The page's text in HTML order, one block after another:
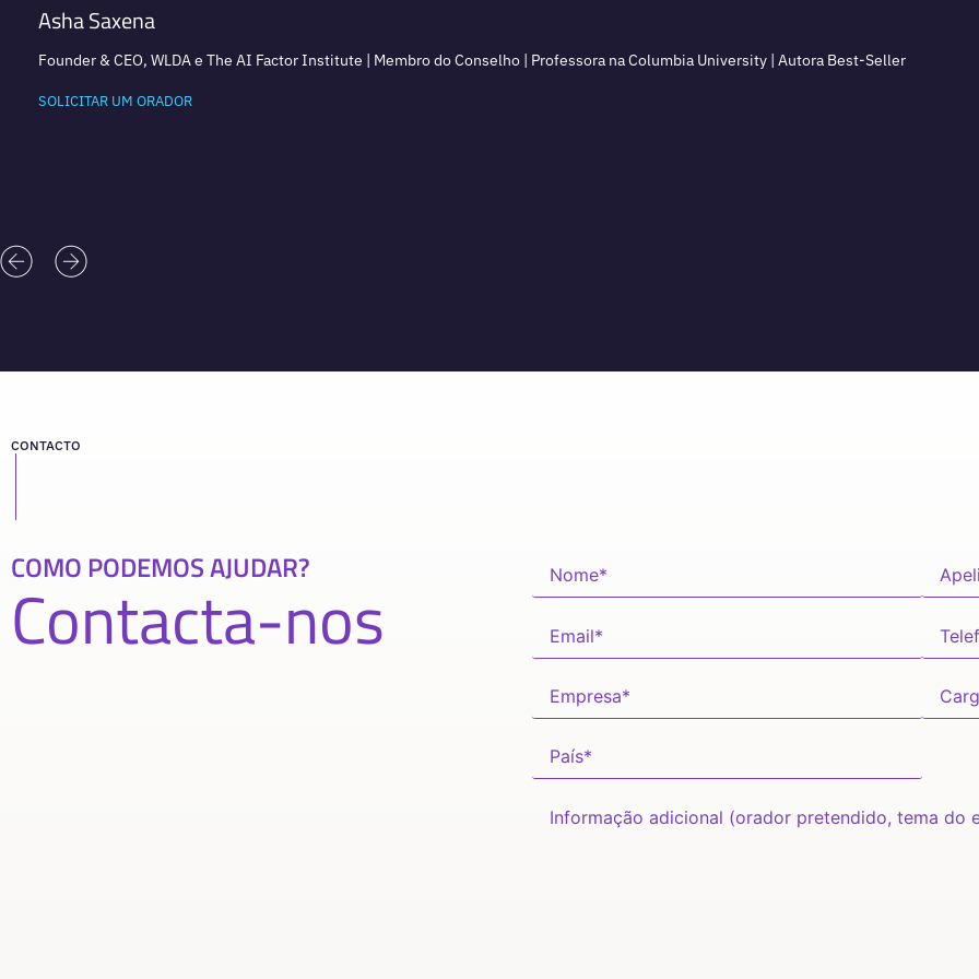
Asha Saxena
Founder & CEO, WLDA e The AI Factor Institute | Membro do Conselho | Professora na Columbia University | Autora Best-Seller
SOLICITAR UM ORADOR
CONTACTO
COMO PODEMOS AJUDAR?
Contacta-nos